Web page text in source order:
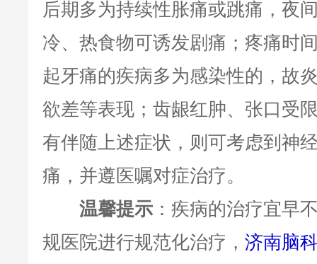
后期多为持续性胀痛或跳痛，夜
冷、热食物可诱发剧痛；疼痛时
起牙痛的疾病多为感染性的，故
欲差等表现；齿龈红肿、张口受
有伴随上述症状，则可考虑到神
痛，并遵医嘱对症治疗。
温馨提示 ：疾病的治疗宜早
规医院进行规范化治疗， 济南脑